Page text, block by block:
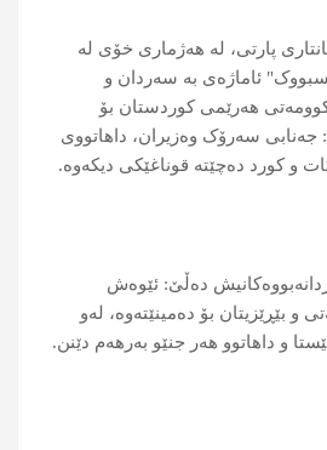
پارتی، له‌ هه‌ژماری خۆی له‌
ئاماژه‌ی به‌ سه‌ردان و
هه‌رێمی كوردستان بۆ
جەنابی سەرۆک وەزیران، داهاتووی
و کورد دەچێتە قوناغێکی دیکەوە.
ده‌ڵێ: ئێوەش
و بێڕێزیتان بۆ دەمینێتەوە، لەو
و داهاتوو ھەر جنێو بەرھەم دێنن.